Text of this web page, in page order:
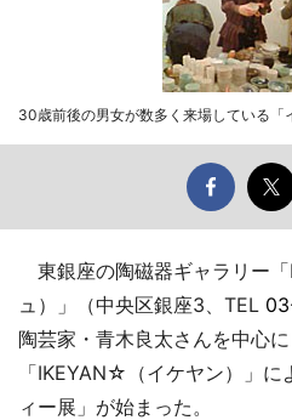
30歳前後の男女が数多く来場している「
東銀座の陶磁器ギャラリー
ュ）」（中央区銀座3、TEL
陶芸家・青木良太さんを中心
「IKEYAN☆（イケヤン）」
ィー展」が始まった。